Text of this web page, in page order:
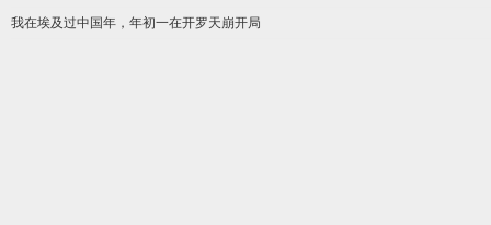
我在埃及过中国年，年初一在开罗天崩开局